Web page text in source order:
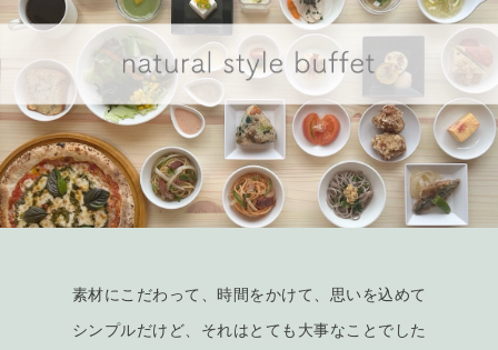
素材にこだわって、時間をかけて、思いを込めて
シンプルだけど、それはとても大事なことでした